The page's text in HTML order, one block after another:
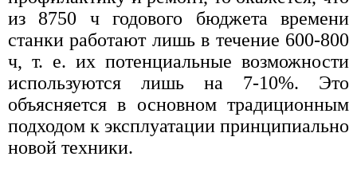
из 8750 ч годового бюджета времени
станки работают лишь в течение 600-800
ч, т. е. их потенциальные возможности
используются лишь на 7-10%. Это
объясняется в основном традиционным
подходом к эксплуатации принципиально
новой техники.